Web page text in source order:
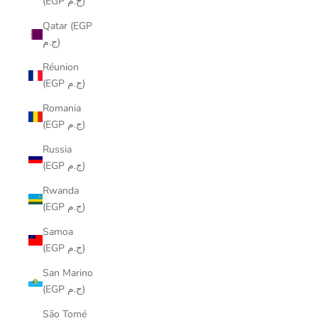
Qatar (EGP
ج.م)
Réunion
(EGP ج.م)
Romania
(EGP ج.م)
Russia
(EGP ج.م)
Rwanda
(EGP ج.م)
Samoa
(EGP ج.م)
San Marino
(EGP ج.م)
São Tomé